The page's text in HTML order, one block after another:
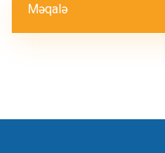
Məqalə